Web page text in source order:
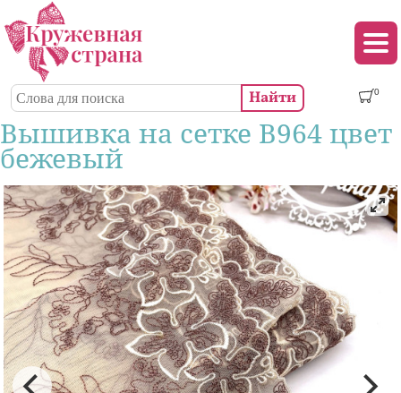
Перейти к основному содержанию
Форма поиска
Поиск 0
Вышивка на сетке В964 цвет
бежевый